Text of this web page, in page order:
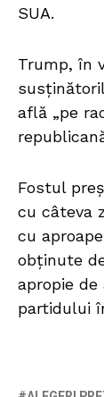
SUA.
Trump, în
află „pe
Fostul
cu câteva
cu
obţinute
apropie
partidului